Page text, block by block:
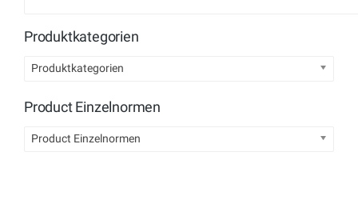
Produktkategorien
Produktkategorien
Product Einzelnormen
Product Einzelnormen